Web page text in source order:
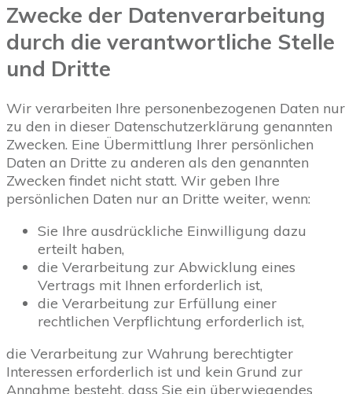
Zwecke der Datenverarbeitung
durch die verantwortliche Stelle
und Dritte
Wir verarbeiten Ihre personenbezogenen Daten nur
zu den in dieser Datenschutzerklärung genannten
Zwecken. Eine Übermittlung Ihrer persönlichen
Daten an Dritte zu anderen als den genannten
Zwecken findet nicht statt. Wir geben Ihre
persönlichen Daten nur an Dritte weiter, wenn:
Sie Ihre ausdrückliche Einwilligung dazu
erteilt haben,
die Verarbeitung zur Abwicklung eines
Vertrags mit Ihnen erforderlich ist,
die Verarbeitung zur Erfüllung einer
rechtlichen Verpflichtung erforderlich ist,
die Verarbeitung zur Wahrung berechtigter
Interessen erforderlich ist und kein Grund zur
Annahme besteht, dass Sie ein überwiegendes